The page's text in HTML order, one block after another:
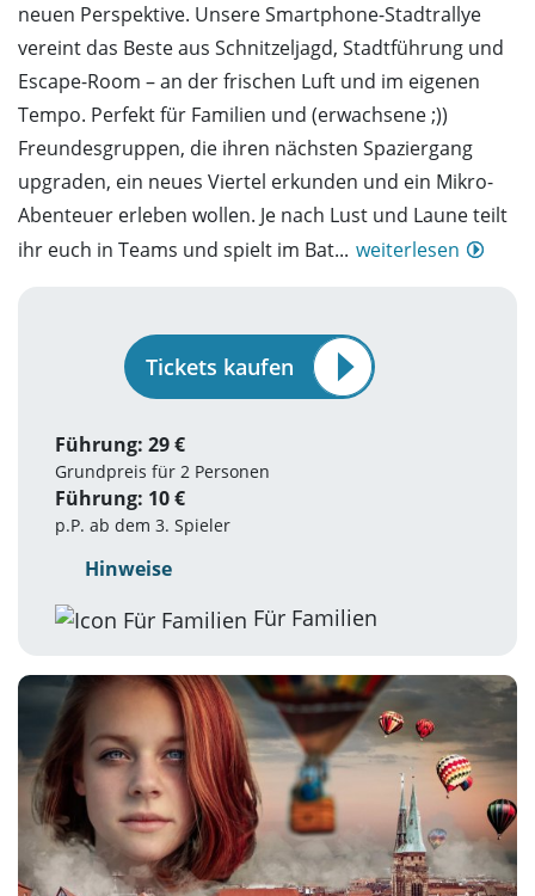
neuen Perspektive. Unsere Smartphone-Stadtrallye
vereint das Beste aus Schnitzeljagd, Stadtführung und
Escape-Room – an der frischen Luft und im eigenen
Tempo. Perfekt für Familien und (erwachsene ;))
Freundesgruppen, die ihren nächsten Spaziergang
upgraden, ein neues Viertel erkunden und ein Mikro-
Abenteuer erleben wollen. Je nach Lust und Laune teilt
ihr euch in Teams und spielt im Bat... weiterlesen
Tickets kaufen
Führung: 29 €
Grundpreis für 2 Personen
Führung: 10 €
p.P. ab dem 3. Spieler
Hinweise
Für Familien